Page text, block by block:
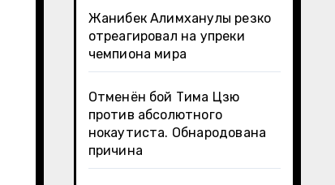
Жанибек Алимханулы резко
отреагировал на упреки
чемпиона мира
Отменён бой Тима Цзю
против абсолютного
нокаутиста. Обнародована
причина